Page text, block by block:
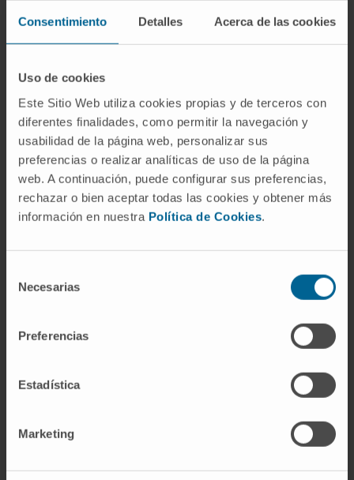
Consentimiento Detalles Acerca de las cookies
Uso de cookies
Este Sitio Web utiliza cookies propias y de terceros con
diferentes finalidades, como permitir la navegación y
usabilidad de la página web, personalizar sus
preferencias o realizar analíticas de uso de la página
web. A continuación, puede configurar sus preferencias,
rechazar o bien aceptar todas las cookies y obtener más
información en nuestra Política de Cookies.
Necesarias
Preferencias
Estadística
Marketing
con la que Ehrenberg describió las primeras
¿Es lo mismo bacteriología que
microbiología?
No exactamente. La microbiología es la
ciencia general que estudia todos los
microorganismos (bacterias,virus, hongos,
parásitos). La bacteriología es una de sus
ramas, centrada específicamente en las
¿Quién se considera el fundador de
la bacteriología?
Se atribuye la fundación a Robert Koch y
complementarias. Koch aportó las técnicas
de cultivo puro y los postulados causales;
microorganismos causan fermentación y
bacterianas (ántrax, 1881).